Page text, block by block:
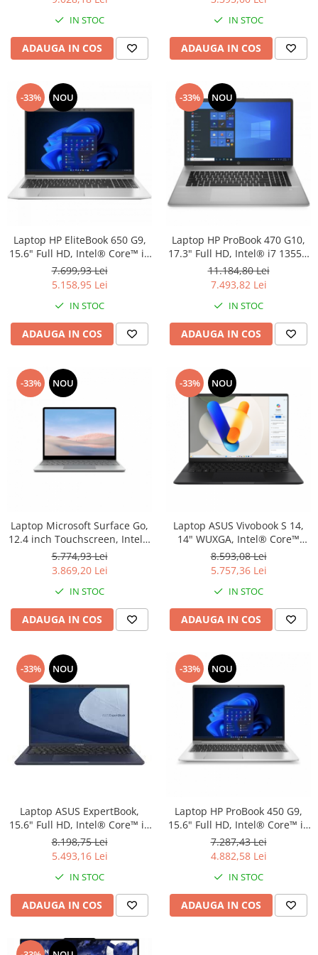
NVIDIA® GeForce® RTX 4060
8 GB, Free Dos, Black
IN STOC
ADAUGA IN COS
SSD, Intel UHD Graphics, Free
DOS, Iron Grey
IN STOC
ADAUGA IN COS
-33% NOU
Laptop HP EliteBook 650 G9,
15.6" Full HD, Intel® Core™ i5
1235U pana la 4.4 GHz, 16 GB
RAM DDR4 3200, 512 GB SSD,
Intel Iris Xᵉ Graphics,
Windows 11 Pro, Silver
7.699,93 Lei
5.158,95 Lei
IN STOC
ADAUGA IN COS
-33% NOU
Laptop HP ProBook 470 G10,
17.3" Full HD, Intel® i7 1355U
pana la 5 GHz, 16 GB RAM
DDR4, 1TB SSD, Windows 11
Pro, Silver
11.184,80 Lei
7.493,82 Lei
IN STOC
ADAUGA IN COS
-33% NOU
Laptop Microsoft Surface Go,
12.4 inch Touchscreen, Intel®
Core™ i5 1035G1 pana la 3.6
GHz, 8 GB RAM LPDDR4x, 256
GB SSD, Intel® UHD Graphics,
Windows 10 Pro, Platinum
5.774,93 Lei
3.869,20 Lei
IN STOC
ADAUGA IN COS
-33% NOU
Laptop ASUS Vivobook S 14,
14" WUXGA, Intel® Core™
Ultra 5 125H pana la 4.5 GHz,
16 GB RAM LPDDR5x, 512 GB
SSD, Intel Arc Graphics,
Windows 11 Pro, Neutral
Black
8.593,08 Lei
5.757,36 Lei
IN STOC
ADAUGA IN COS
-33% NOU
Laptop ASUS ExpertBook,
15.6" Full HD, Intel® Core™ i7
1165G7 pana la 4.7 GHz, 16
GB RAM DDR4, 256 GB SSD,
NVIDIA® GeForce® MX330 2
GB, Windows 10 Pro, Star
Black
8.198,75 Lei
5.493,16 Lei
IN STOC
ADAUGA IN COS
-33% NOU
Laptop HP ProBook 450 G9,
15.6" Full HD, Intel® Core™ i5
1255U pana la 4.7 GHz, 16 GB
RAM DDR4 3200, 512 GB SSD,
Intel Iris Xᵉ Graphics,
Windows 11 Pro, Silver
7.287,43 Lei
4.882,58 Lei
IN STOC
ADAUGA IN COS